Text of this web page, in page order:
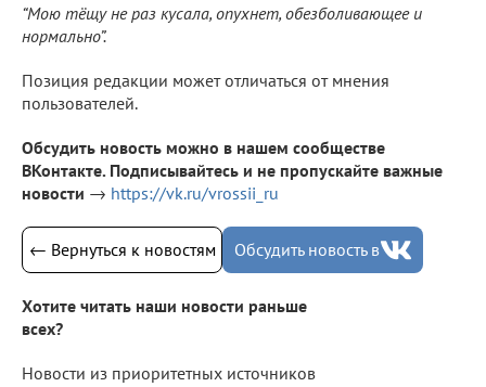
“Мою тёщу не раз кусала, опухнет, обезболивающее и
нормально”.
Позиция редакции может отличаться от мнения
пользователей.
Обсудить новость можно в нашем сообществе
ВКонтакте. Подписывайтесь и не пропускайте важные
новости → https://vk.ru/vrossii_ru
← Вернуться к новостям Обсудить новость в
Хотите читать наши новости раньше
всех?
Новости из приоритетных источников